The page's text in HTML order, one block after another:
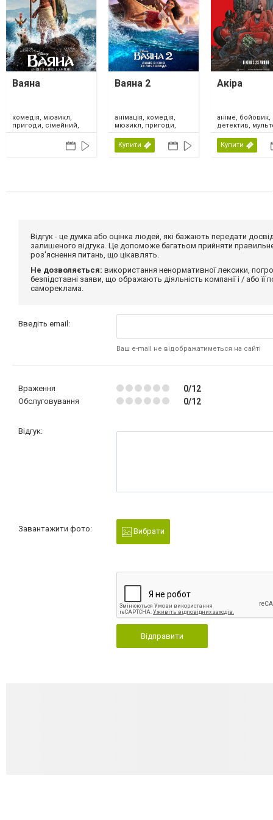
Ваяна
комедія, мюзикл,
пригоди, сімейний,
США, Нова Зеландія,
Ваяна 2
анімація, комедія,
мюзикл, пригоди,
сімейний, США,
Канада, 2024
Купити
Акіра
аніме, бойовик,
детектив,
трилер,
Японія, 2026
Купити
Відгук - це думка або оцінка людей, які бажають передати
залишеного відгука. Це допоможе багатьом прийняти
роз'яснення питань, що цікавлять.
Не дозволяється: використання ненормативної лексики,
безпідставні заяви, що ображають діяльність компанії і / або
самореклама.
Введіть email:
Ваш e-mail не відображатиметься на сайті
Враження 0/12
Обслуговування 0/12
Відгук:
Завантажити фото: Вибрати
Відправити